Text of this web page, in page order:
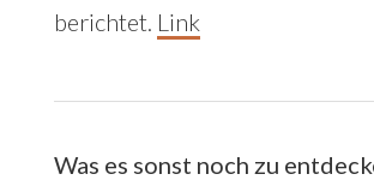
berichtet. Link
Was es sonst noch zu